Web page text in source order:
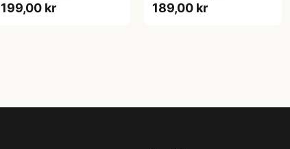
199,00 kr 189,00 kr